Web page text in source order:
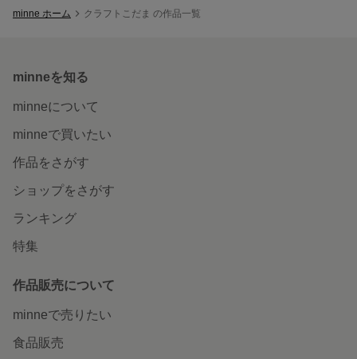
minne ホーム クラフトこだま の作品一覧
minneを知る
minneについて
minneで買いたい
作品をさがす
ショップをさがす
ランキング
特集
作品販売について
minneで売りたい
食品販売